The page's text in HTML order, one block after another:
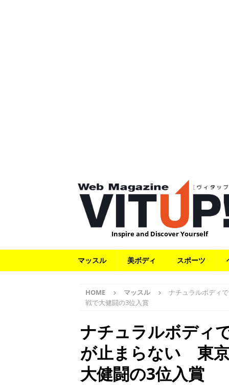
Inspire and Discover Yourself
マッスル 美ボディ スポーツ
HOME マッスル
ナチュラルボディ
戦で大健闘の3位入賞
ナチュラルボディ
が止まらない 東
大健闘の3位入賞